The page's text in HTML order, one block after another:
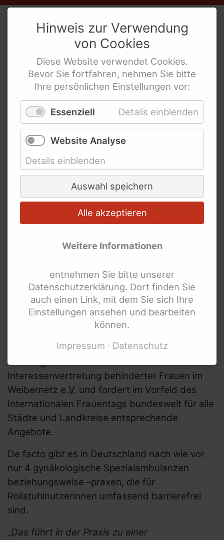
Bisherige Ausgaben
Schlagworte
Animierte Erklärfilme
Wir sind Weibernetz
Gynäkologische Versorgung
für Alle
Nein zu Sexismus und
Ableismus
Eine umfassende
Gewaltschutzstrategie jetzt
Armut in einem der reichsten
Länder der Welt
Berühmte behinderte Frauen
Broschüren und mehr
Über uns
Unser Verein
Ziele & Aufgaben
Tätigkeitsberichte und
Mittelherkunft
Unsere Angebote
Unsere Projekte
Unser Team
Social Media Netiquette
Erklärung zur Barrierefreiheit
Links und Adressen
Weibernetze.V.
Politische Interes­sen­ver­tre­tung
behinderte Frauen
Wo bleibt die
barrierefreie
gynäkologische
Versorgung?
Das fragt sich die Politische
Interessenvertretung behinderter Frauen im
Weibernetz e.V. und fordert im Vorfeld des
Internationalen Frauentags bundesweit für alle
Städte und Landkreise entsprechende
Angebote.
De facto gibt es in Deutschland nach wie vor
nur 4 gynäkologische Spezialambulanzen
beziehungsweise –praxen, die für
Rollstuhlnutzerinnen umfassend barrierefrei
sind.
„Das führt in der Praxis zu einer
Hinweis zur Verwendung
von Cookies
Diese Website verwendet Cookies.
Bevor Sie fortfahren, nehmen Sie bitte
Ihre persönlichen Einstellungen vor:
Essenziell Details einblenden
Website Analyse
Details einblenden
Auswahl speichern
Alle akzeptieren
Weitere Informationen
entnehmen Sie bitte unserer
Datenschutzerklärung. Dort finden Sie
auch einen Link, mit dem Sie sich Ihre
Einstellungen ansehen und bearbeiten
können.
Impressum
Datenschutz